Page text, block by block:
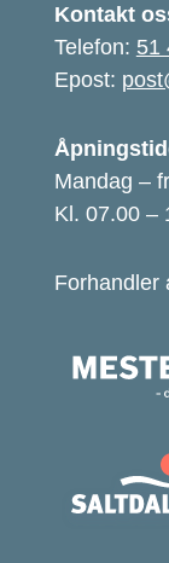
Kontakt
Telefon: 51
Epost:
Mandag –
Kl. 07.00 –
Forhandler